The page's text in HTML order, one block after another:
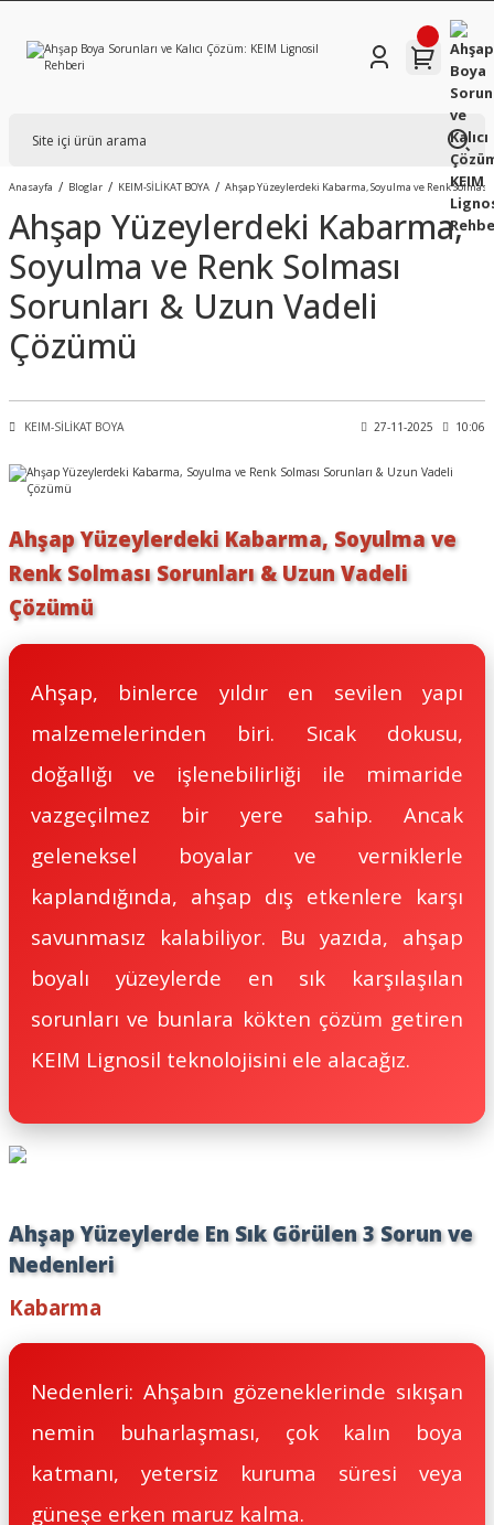
Anasayfa Bloglar KEIM-SİLİKAT BOYA Ahşap Yüzeylerdeki Kabarma, Soyulma ve Renk
Ahşap Yüzeylerdeki Kabarma,
Soyulma ve Renk Solması
Sorunları & Uzun Vadeli
Çözümü
KEIM-SİLİKAT BOYA 27-11-2025 10:06
Ahşap Yüzeylerdeki Kabarma, Soyulma ve
Renk Solması Sorunları & Uzun Vadeli
Çözümü
Ahşap, binlerce yıldır en sevilen yapı
malzemelerinden biri. Sıcak dokusu,
doğallığı ve işlenebilirliği ile mimaride
vazgeçilmez bir yere sahip. Ancak
geleneksel boyalar ve verniklerle
kaplandığında, ahşap dış etkenlere karşı
savunmasız kalabiliyor. Bu yazıda, ahşap
boyalı yüzeylerde en sık karşılaşılan
sorunları ve bunlara kökten çözüm getiren
KEIM Lignosil teknolojisini ele alacağız.
Ahşap Yüzeylerde En Sık Görülen 3 Sorun ve
Nedenleri
Kabarma
Nedenleri: Ahşabın gözeneklerinde sıkışan
nemin buharlaşması, çok kalın boya
katmanı, yetersiz kuruma süresi veya
güneşe erken maruz kalma.